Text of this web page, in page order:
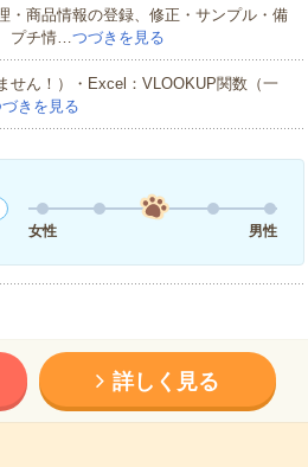
・商品情報の登録、修正・サンプル・備
プチ情…つづきを見る
せん！）・Excel：VLOOKUP関数（一
きを見る
女性
男性
詳しく見る